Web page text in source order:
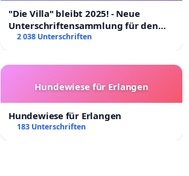
"Die Villa" bleibt 2025! - Neue
Unterschriftensammlung für den
Erhalt der Villa
2 038 Unterschriften
Hundewiese für Erlangen
Hundewiese für Erlangen
183 Unterschriften